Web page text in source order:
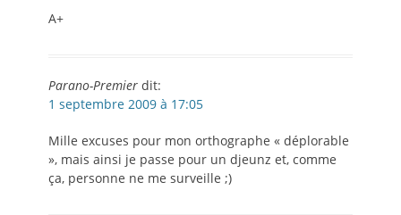
A+
Parano-Premier dit:
1 septembre 2009 à 17:05
Mille excuses pour mon orthographe « déplorable
», mais ainsi je passe pour un djeunz et, comme
ça, personne ne me surveille ;)